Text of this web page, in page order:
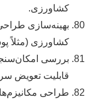
کشاورزی.
بهینه‌سازی
کشاورزی (مثلاً
بررسی
قابلیت تعویض
طراحی